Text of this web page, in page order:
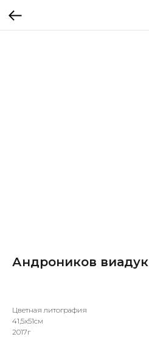
Андроников виадук
Цветная литография
41,5х51см
2017г